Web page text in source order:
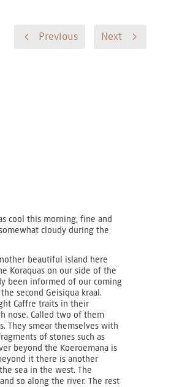
Previous Next
cool this morning, fine and
cloudy during the
beautiful island here
Koraquas on our side of the
been informed of our coming
second Geisiqua kraal.
Caffre traits in their
nose. Called two of them
They smear themselves with
of stones such as
beyond the Koeroemana is
it there is another
sea in the west. The
so along the river. The rest